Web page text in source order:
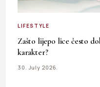
LIFESTYLE
Zašto lijepo lice često
karakter?
30. July 2026.